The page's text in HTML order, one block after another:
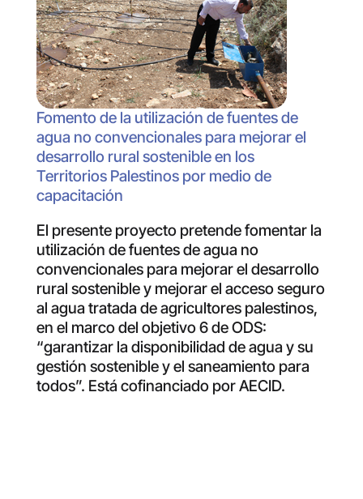
Fomento de la utilización de fuentes de
agua no convencionales para mejorar el
desarrollo rural sostenible en los
Territorios Palestinos por medio de
capacitación
El presente proyecto pretende fomentar la
utilización de fuentes de agua no
convencionales para mejorar el desarrollo
rural sostenible y mejorar el acceso seguro
al agua tratada de agricultores palestinos,
en el marco del objetivo 6 de ODS:
“garantizar la disponibilidad de agua y su
gestión sostenible y el saneamiento para
todos”. Está cofinanciado por AECID.